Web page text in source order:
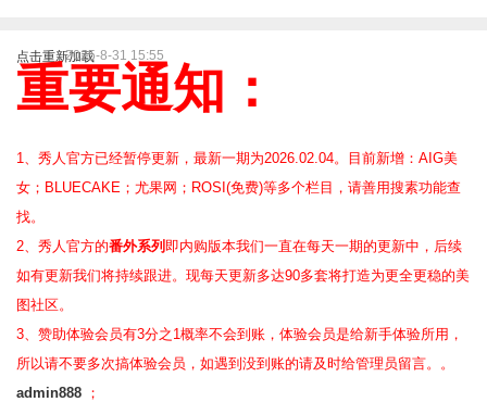
点击重新加载2025-8-31 15:55
重要通知：
1、秀人官方已经暂停更新，最新一期为2026.02.04。目前新增：AIG美
女；BLUECAKE；尤果网；ROSI(免费)等多个栏目，请善用搜素功能查
找。
2、 秀人官方的番外系列 即内购版本我们一直在每天一期的更新中，后续
如有更新我们将持续跟进。现每天更新多达90多套将打造为更全更稳的美
图社区。
3、赞助体验会员有3分之1概率不会到账，体验会员是给新手体验所用，
所以请不要多次搞体验会员，如遇到没到账的请及时给管理员留言。。
admin888 ；